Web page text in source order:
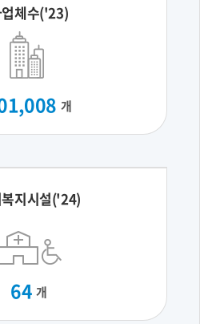
체수('23)
개
지시설('24)
64 개